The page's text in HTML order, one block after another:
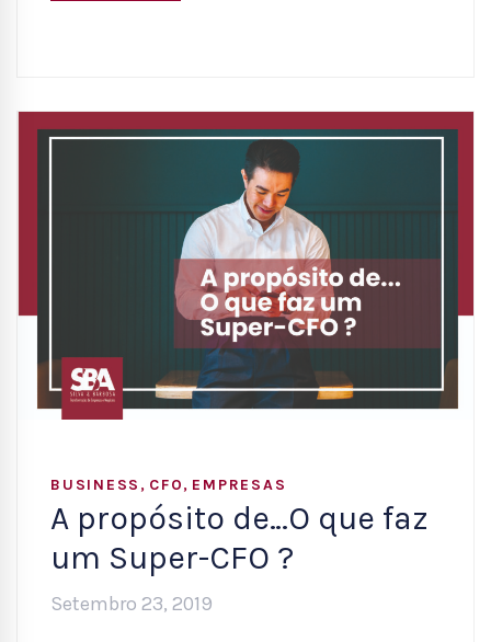
BUSINESS , CFO, EMPRESAS
A propósito de…O que faz
um Super-CFO ?
Setembro 23, 2019